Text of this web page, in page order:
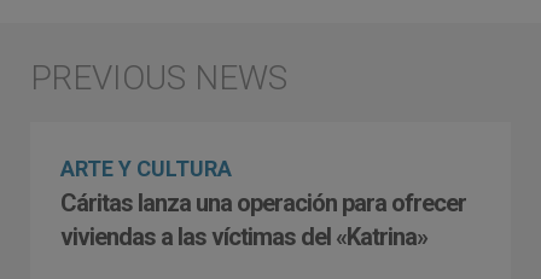
ARTE Y CULTURA
Cáritas lanza una operación para ofrecer
viviendas a las víctimas del «Katrina»